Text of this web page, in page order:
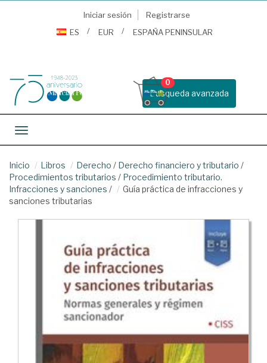
Iniciar sesión
Registrarse
ES
EUR ESPAÑA PENINSULAR
Busqueda avanzada
0
Toggle navigation
Inicio Libros Derecho / Derecho financiero y tributario /
Procedimientos tributarios / Procedimiento tributario.
Infracciones y sanciones /
Guía práctica de infracciones y
sanciones tributarias